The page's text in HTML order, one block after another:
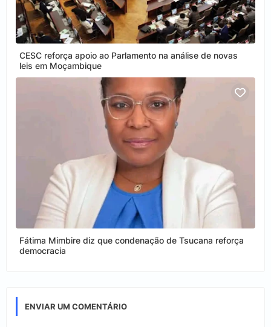
CESC reforça apoio ao Parlamento na análise de novas
leis em Moçambique
Fátima Mimbire diz que condenação de Tsucana reforça
democracia
ENVIAR UM COMENTÁRIO